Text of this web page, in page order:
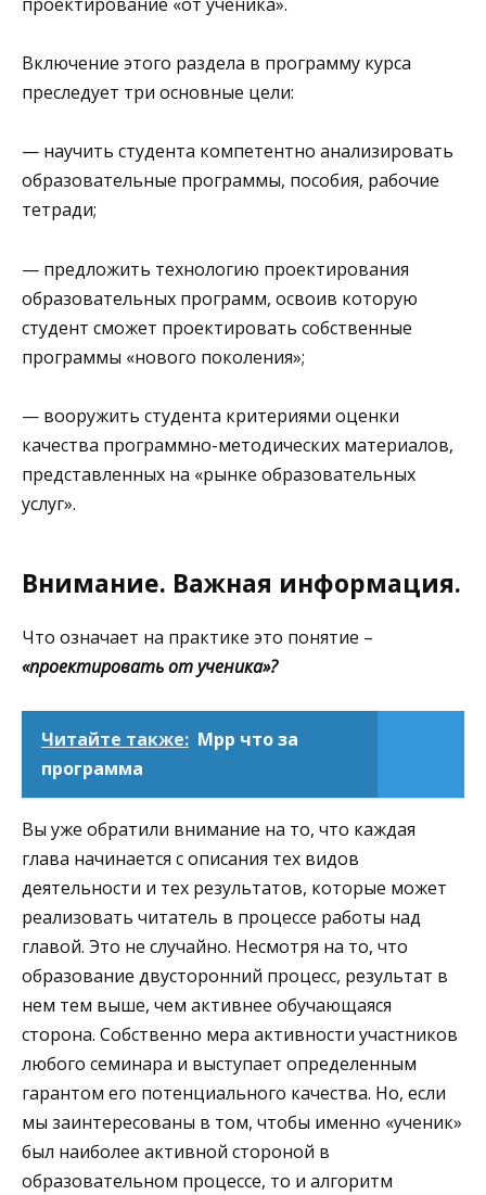
Включение этого раздела в программу курса
преследует три основные цели:
— научить студента компетентно анализировать
образовательные программы, пособия, рабочие
тетради;
— предложить технологию проектирования
образовательных программ, освоив которую
студент сможет проектировать собственные
программы «нового поколения»;
— вооружить студента критериями оценки
качества программно-методических материалов,
представленных на «рынке образовательных
услуг».
Внимание. Важная информация.
Что означает на практике это понятие –
«проектировать от ученика»?
Читайте также: Mpp что за
программа
Вы уже обратили внимание на то, что каждая
глава начинается с описания тех видов
деятельности и тех результатов, которые может
реализовать читатель в процессе работы над
главой. Это не случайно. Несмотря на то, что
образование двусторонний процесс, результат в
нем тем выше, чем активнее обучающаяся
сторона. Собственно мера активности участников
любого семинара и выступает определенным
гарантом его потенциального качества. Но, если
мы заинтересованы в том, чтобы именно «ученик»
был наиболее активной стороной в
образовательном процессе, то и алгоритм